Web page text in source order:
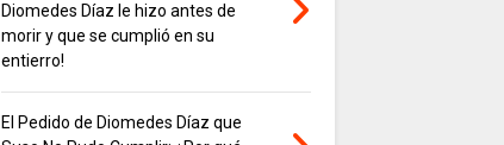
Diomedes Díaz le hizo antes de
morir y que se cumplió en su
entierro!
El Pedido de Diomedes Díaz que